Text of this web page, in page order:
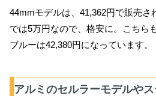
44mmモデルは、41,362円で販売さ
では5万円なので、格安に。こちら
ブルーは42,380円になっています。
アルミのセルラーモデルや